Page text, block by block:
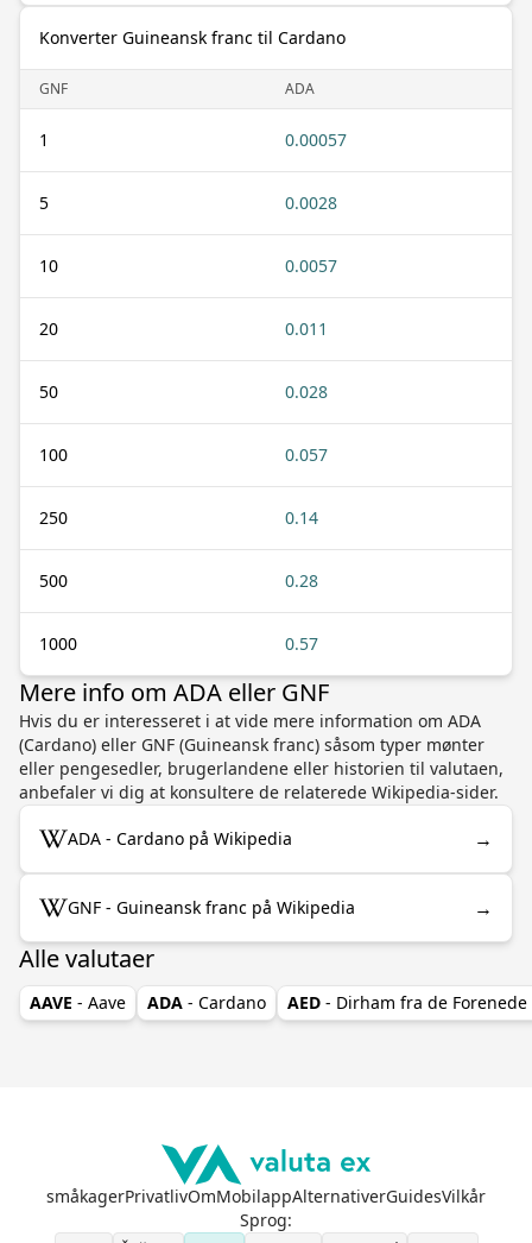
Konverter Guineansk franc til Cardano
GNF ADA
1 0.00057
5 0.0028
10 0.0057
20 0.011
50 0.028
100 0.057
250 0.14
500 0.28
1000 0.57
Mere info om ADA eller GNF
Hvis du er interesseret i at vide mere information om ADA
(Cardano) eller GNF (Guineansk franc) såsom typer mønter
eller pengesedler, brugerlandene eller historien til valutaen,
anbefaler vi dig at konsultere de relaterede Wikipedia-sider.
ADA - Cardano på Wikipedia →
GNF - Guineansk franc på Wikipedia →
Alle valutaer
AAVE - Aave ADA - Cardano AED - Dirham fra de
småkagerPrivatlivOmMobilappAlternativerGuidesVilkår
Sprog: